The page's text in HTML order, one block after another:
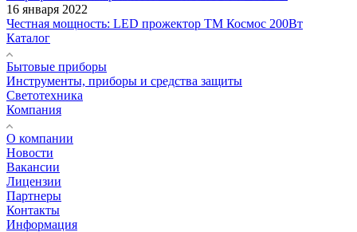
16 января 2022
Честная мощность: LED прожектор ТМ Космос 200Вт
Каталог
Бытовые приборы
Инструменты, приборы и средства защиты
Светотехника
Компания
О компании
Новости
Вакансии
Лицензии
Партнеры
Контакты
Информация